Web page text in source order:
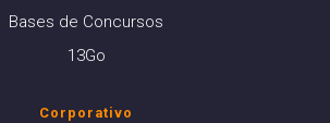
Bases de Concursos
13Go
Corporativo